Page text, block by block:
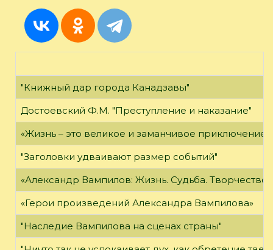
"Книжный дар города Канадзавы"
Достоевский Ф.М. "Преступление и наказание"
«Жизнь – это великое и заманчивое приключение»
"Заголовки удваивают размер событий"
«Александр Вампилов: Жизнь. Судьба. Творчество»
«Герои произведений Александра Вампилова»
"Наследие Вампилова на сценах страны"